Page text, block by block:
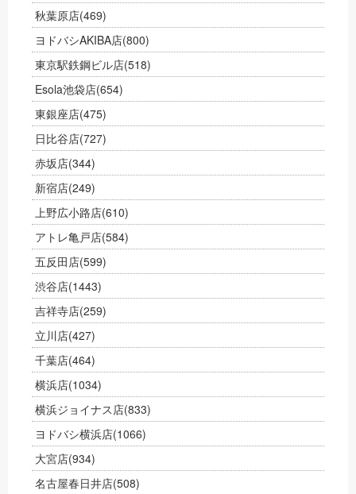
秋葉原店(469)
ヨドバシAKIBA店(800)
東京駅鉄鋼ビル店(518)
Esola池袋店(654)
東銀座店(475)
日比谷店(727)
赤坂店(344)
新宿店(249)
上野広小路店(610)
アトレ亀戸店(584)
五反田店(599)
渋谷店(1443)
吉祥寺店(259)
立川店(427)
千葉店(464)
横浜店(1034)
横浜ジョイナス店(833)
ヨドバシ横浜店(1066)
大宮店(934)
名古屋春日井店(508)